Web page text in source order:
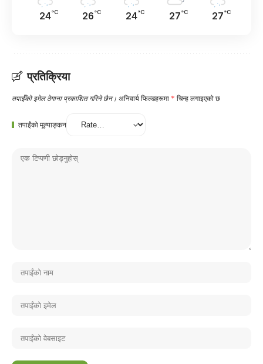
24°C 26°C 24°C 27°C 27°C
प्रतिक्रिया
तपाईँको इमेल ठेगाना प्रकाशित गरिने छैन। अनिवार्य फिल्डहरूमा * चिन्ह लगाइएको छ
तपाईंको मूल्याङ्कन